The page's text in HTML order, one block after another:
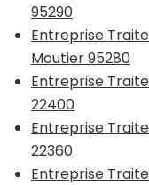
95290
Entreprise
Moutier 95280
Entreprise
22400
Entreprise
22360
Entreprise